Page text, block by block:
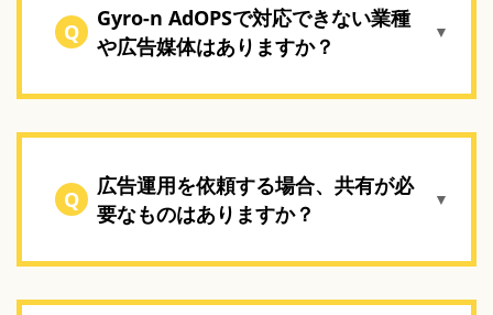
Q
Gyro-n AdOPSで対応できない業種
や広告媒体はありますか？
▼
Q
広告運用を依頼する場合、共有が必
要なものはありますか？
▼